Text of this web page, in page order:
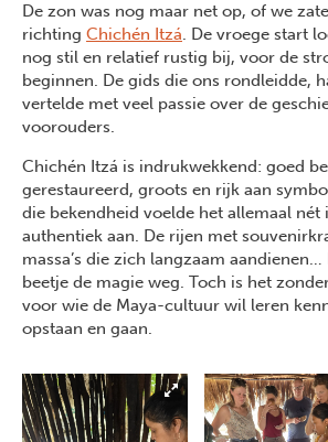
De zon was nog maar net op, of we
richting Chichén Itzá. De vroege start
nog stil en relatief rustig bij, voor de
beginnen. De gids die ons rondleidde,
vertelde met veel passie over de
voorouders.
Chichén Itzá is indrukwekkend: goed
gerestaureerd, groots en rijk aan
die bekendheid voelde het allemaal nét
authentiek aan. De rijen met
massa’s die zich langzaam aandienen…
beetje de magie weg. Toch is het
voor wie de Maya-cultuur wil leren
opstaan en gaan.